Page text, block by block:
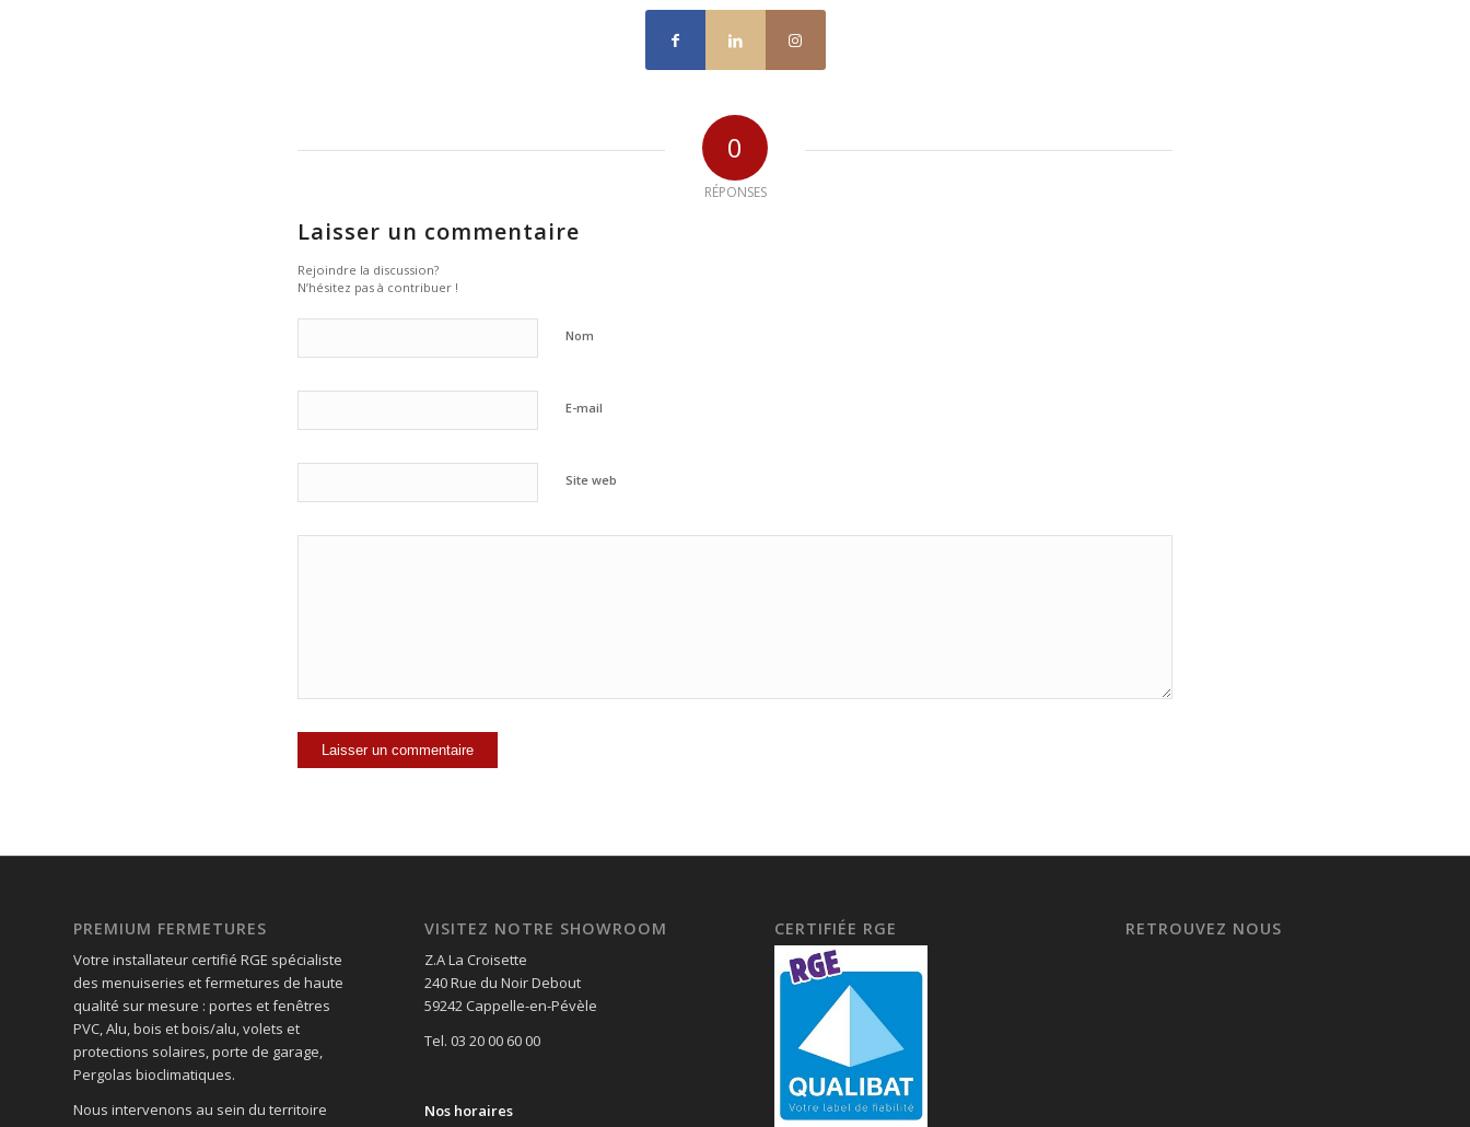
0
RÉPONSES
Laisser un commentaire
Rejoindre la discussion?
N’hésitez pas à contribuer !
Nom
E-mail
Site web
PREMIUM FERMETURES
Votre installateur certifié RGE spécialiste
des menuiseries et fermetures de haute
qualité sur mesure : portes et fenêtres
PVC, Alu, bois et bois/alu, volets et
protections solaires, porte de garage,
Pergolas bioclimatiques.
Nous intervenons au sein du territoire
VISITEZ NOTRE SHOWROOM
Z.A La Croisette
240 Rue du Noir Debout
59242 Cappelle-en-Pévèle
Tel. 03 20 00 60 00
Nos horaires
CERTIFIÉE RGE RETROUVEZ NOUS